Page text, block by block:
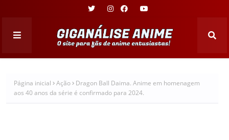
Página inicial Ação
Dragon Ball Daima. Anime em homenagem
aos 40 anos da série é confirmado para 2024.